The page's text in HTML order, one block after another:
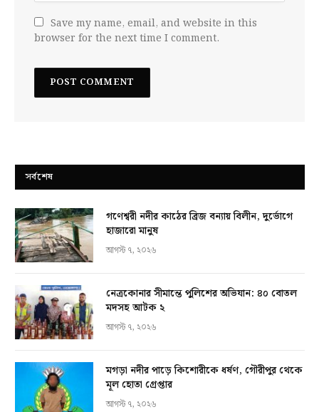
Save my name, email, and website in this
browser for the next time I comment.
সর্বশেষ
গণেশ্বরী নদীর কাঠের ব্রিজ বন্যায় বিলীন, দুর্ভোগে
হাজারো মানুষ
আগস্ট ৭, ২০২৬
নেত্রকোনার সীমান্তে পুলিশের অভিযান: ৪০ বোতল
মদসহ আটক ২
আগস্ট ৭, ২০২৬
মগড়া নদীর পাড়ে কিশোরীকে ধর্ষণ, গৌরীপুর থেকে
মূল হোতা গ্রেপ্তার
আগস্ট ৭, ২০২৬